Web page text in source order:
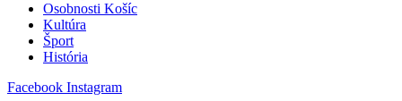
Osobnosti Košíc
Kultúra
Šport
História
Facebook Instagram